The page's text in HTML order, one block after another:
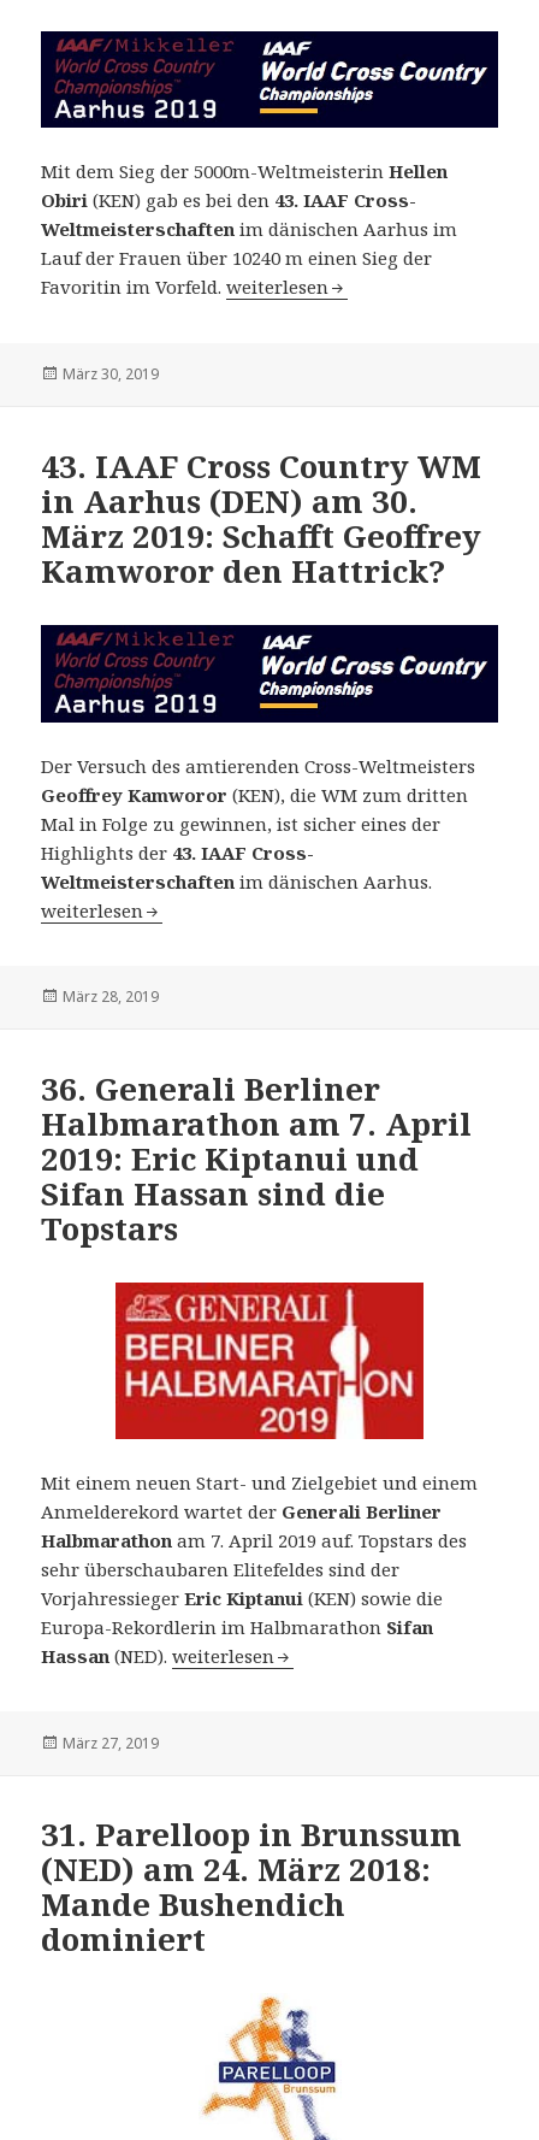
Mit dem Sieg der 5000m-Weltmeisterin Hellen
Obiri (KEN) gab es bei den 43. IAAF Cross-
Weltmeisterschaften im dänischen Aarhus im
Lauf der Frauen über 10240 m einen Sieg der
Favoritin im Vorfeld.43. IAAF Cross Country WM in
weiterlesen
Veröffentlicht
März 30, 2019
43. IAAF Cross Country WM
in Aarhus (DEN) am 30.
März 2019: Schafft Geoffrey
Kamworor den Hattrick?
Der Versuch des amtierenden Cross-Weltmeisters
Geoffrey Kamworor (KEN), die WM zum dritten
Mal in Folge zu gewinnen, ist sicher eines der
Highlights der 43. IAAF Cross-
Weltmeisterschaften im dänischen Aarhus.
43. IAAF Cross Country WM in Aarhus (DEN) am 30.
weiterlesen
Veröffentlicht
März 28, 2019
36. Generali Berliner
Halbmarathon am 7. April
2019: Eric Kiptanui und
Sifan Hassan sind die
Topstars
Mit einem neuen Start- und Zielgebiet und einem
Anmelderekord wartet der Generali Berliner
Halbmarathon am 7. April 2019 auf. Topstars des
sehr überschaubaren Elitefeldes sind der
VorjahressiegerEric Kiptanui (KEN) sowie die
Europa-Rekordlerin im Halbmarathon Sifan
Hassan (NED).36. Generali Berliner Halbmarathon am
weiterlesen
Veröffentlicht
März 27, 2019
31. Parelloop in Brunssum
(NED) am 24. März 2018:
Mande Bushendich
dominiert